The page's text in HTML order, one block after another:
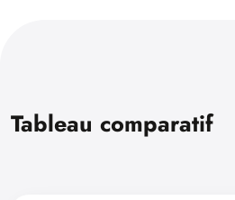
Tableau comparatif